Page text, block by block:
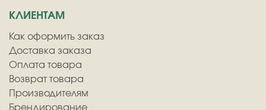
КЛИЕНТАМ
Как оформить заказ
Доставка заказа
Оплата товара
Возврат товара
Производителям
Брендирование